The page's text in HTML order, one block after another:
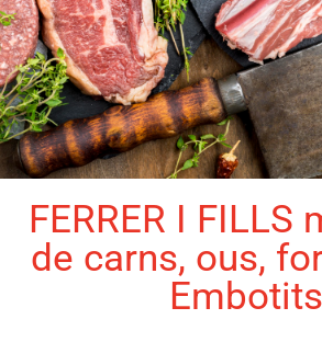
FERRER I FILLS
de carns, ous,
Embotits